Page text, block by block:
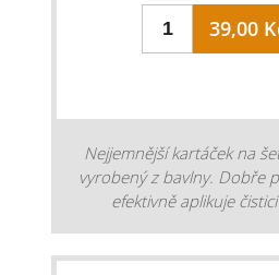
39,00
Nejjemnější kartáček na
vyrobený z bavlny. Dobře
efektivně aplikuje